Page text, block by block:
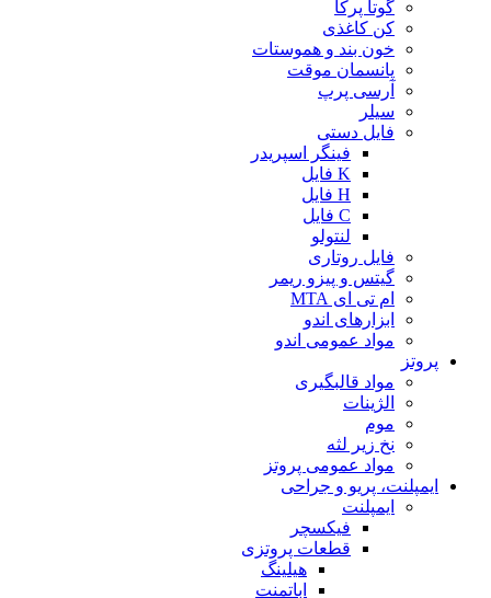
گوتا پرکا
کن کاغذی
خون بند و هموستات
پانسمان موقت
آرسی پرپ
سیلر
فایل دستی
فینگر اسپریدر
K فایل
H فایل
C فایل
لنتولو
فایل روتاری
گیتس و پیزو ریمر
ام تی ای MTA
ابزارهای اندو
مواد عمومی اندو
پروتز
مواد قالبگیری
الژینات
موم
نخ زیر لثه
مواد عمومی پروتز
ایمپلنت، پریو و جراحی
ایمپلنت
فیکسچر
قطعات پروتزی
هیلینگ
اباتمنت